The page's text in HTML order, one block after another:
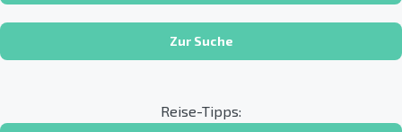
Zur Suche
Reise-Tipps: